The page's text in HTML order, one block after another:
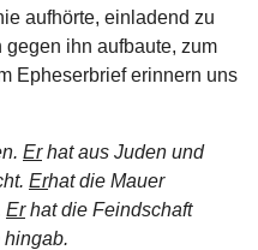
aufhörte, einladend zu
ihn aufbaute, zum
Epheserbrief erinnern uns
Erhat aus Juden und
Erhat die Mauer
Erhat die Feindschaft